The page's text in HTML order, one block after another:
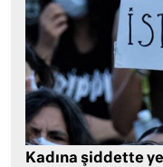
Kadına şiddette